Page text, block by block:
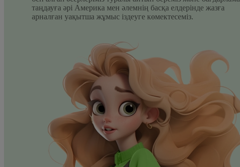
таңдауға әрі Америка мен әлемнің басқа елдерінде жазға
арналған уақытша жұмыс іздеуге көмектесеміз.